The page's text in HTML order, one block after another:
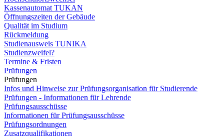
Kassenautomat TUKAN
Öffnungszeiten der Gebäude
Qualität im Studium
Rückmeldung
Studienausweis TUNIKA
Studienzweifel?
Termine & Fristen
Prüfungen
Prüfungen
Infos und Hinweise zur Prüfungsorganisation für Studierende
Prüfungen - Informationen für Lehrende
Prüfungsausschüsse
Informationen für Prüfungsausschüsse
Prüfungsordnungen
Zusatzqualifikationen